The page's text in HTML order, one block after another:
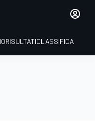
RISULTATICLASSIFICA